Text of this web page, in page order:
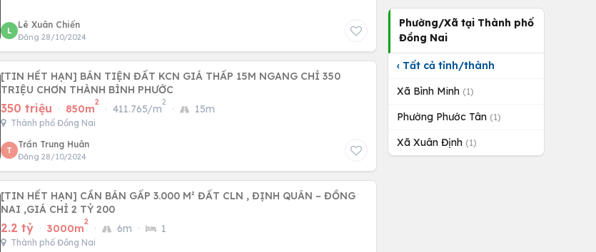
L
Lê Xuân Chiến
Đăng 28/10/2024
[TIN HẾT HẠN] BÁN TIỆN ĐẤT KCN GIÁ THẤP 15M NGANG CHỈ 350
TRIỆU CHƠN THÀNH BÌNH PHƯỚC
350 triệu · 850m
2
· 411.765/m
2
· 15m
Thành phố Đồng Nai
T
Trần Trung Huân
Đăng 28/10/2024
[TIN HẾT HẠN] CẦN BÁN GẤP 3.000 M² ĐẤT CLN , ĐỊNH QUÁN – ĐỒNG
NAI ,GIÁ CHỈ 2 TỶ 200
2.2 tỷ · 3000m
2
· 6m · 1
Thành phố Đồng Nai
Phường/Xã tại Thành phố
Đồng Nai
‹ Tất cả tỉnh/thành
Xã Bình Minh (1)
Phường Phước Tân (1)
Xã Xuân Định (1)